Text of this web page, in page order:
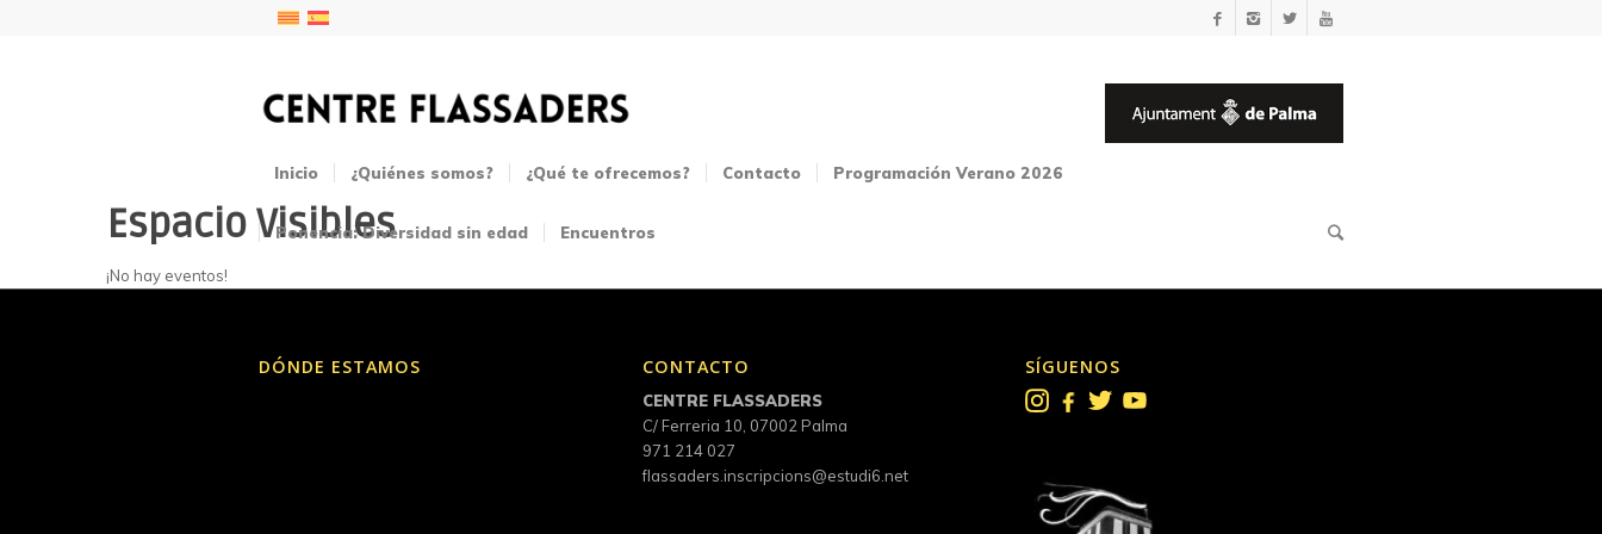
Inicio ¿Quiénes somos? ¿Qué te ofrecemos? Contacto Programación Verano 2026
Ponencia: Diversidad sin edad Encuentros
Espacio Visibles
¡No hay eventos!
DÓNDE ESTAMOS CONTACTO
CENTRE FLASSADERS
C/ Ferreria 10, 07002 Palma
971 214 027
flassaders.inscripcions@estudi6.net
SÍGUENOS